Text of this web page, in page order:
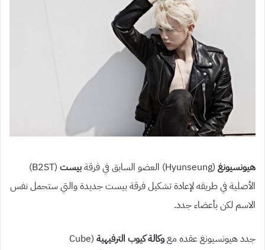
هيونسيونغ (Hyunseung) العضو السابق في فرقة بيست
(B2ST)
الأصلية في طريقه لإعادة تشكيل فرقة بيست جديدة والتي ستحمل نفس
الاسم لكن بأعضاء جدد.
جدد هيونسيونغ عقده معوكالة كيوب الترفيهية (Cube